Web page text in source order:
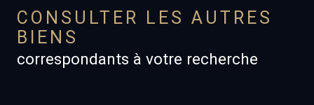
CONSULTER LES AUTRES
BIENS
correspondants à votre recherche